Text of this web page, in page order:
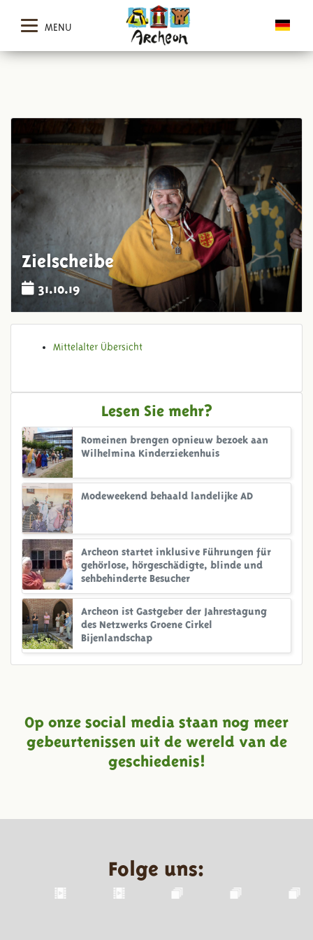
MENU
Zielscheibe
31.10.19
Mittelalter Übersicht
Lesen Sie mehr?
Romeinen brengen opnieuw bezoek aan
Wilhelmina Kinderziekenhuis
Modeweekend behaald landelijke AD
Archeon startet inklusive Führungen für
gehörlose, hörgeschädigte, blinde und
sehbehinderte Besucher
Archeon ist Gastgeber der Jahrestagung
des Netzwerks Groene Cirkel
Bijenlandschap
Op onze social media staan nog meer
gebeurtenissen uit de wereld van de
geschiedenis!
Folge uns: